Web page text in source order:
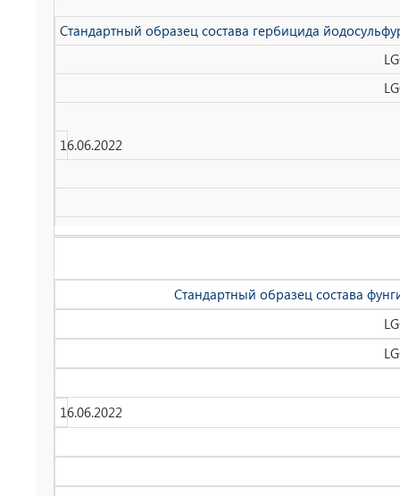
Стандартный образец состава гербицида
16.06.2022
Стандартный образец состава
16.06.2022